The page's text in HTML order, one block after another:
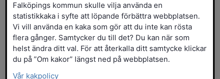
Områdesbestämmelser
Områdesbestämmelser finns bland annat
för att säkerställa att bebyggelsen
samspelar med omgivningen. Syftet kan
till exempel vara att värna om
Falköpings kommun skulle vilja använda en
statistikkaka i syfte att löpande förbättra webbplatsen.
Vi vill använda en kaka som gör att du inte kan rösta
flera gånger. Samtycker du till det? Du kan när som
helst ändra ditt val. För att återkalla ditt samtycke klickar
du på ”Om kakor” längst ned på webbplatsen.
Vår kakpolicy